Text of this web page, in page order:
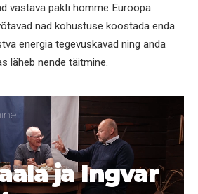
vastava pakti homme Euroopa
nad kohustuse koostada enda
energia tegevuskavad ning anda
läheb nende täitmine.
ja Ingvar